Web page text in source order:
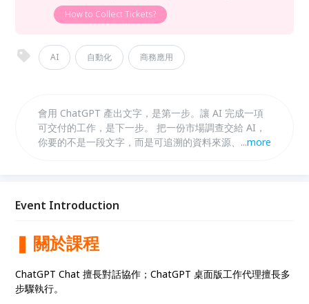
How to Collect Tickets?
AI 自動化 商務應用
會用 ChatGPT 產出文字，是第一步。讓 AI 完成一項
可交付的工作，是下一步。 把一份市場調查交給 AI，
你要的不是一段文字，而是可追溯的資料來源、結構清
這門課要教的，就是如何定義任務規格、設計工作區，
...more
Event Introduction
❚ 關於課程
ChatGPT Chat 擅長對話協作；ChatGPT 桌面版工作代理擅長多
步驟執行。